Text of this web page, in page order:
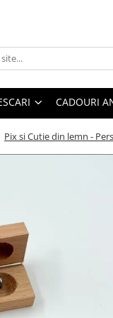
CADOURI
Pix si Cutie din lemn -